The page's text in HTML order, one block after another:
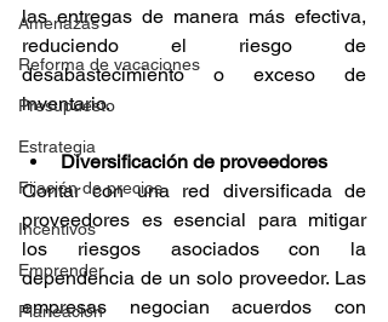
Amenazas
Reforma de vacaciones
Presupuesto
Estrategia
Fijación de precios
Incentivos
Emprender
Planeación
las entregas de manera más efectiva,
reduciendo el riesgo de
desabastecimiento o exceso de
inventario.
Diversificación de proveedores
Contar con una red diversificada de
proveedores es esencial para mitigar
los riesgos asociados con la
dependencia de un solo proveedor. Las
empresas negocian acuerdos con